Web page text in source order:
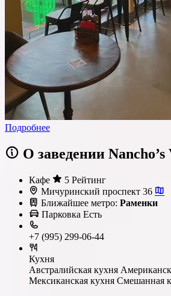
Подробнее
О заведении
Кафе
5 Рейтинг
Мичуринский проспект 36
Ближайшее метро: Раменки
Парковка Есть
+7 (995) 299-06-44
Кухня
Австралийская кухня
Мексиканская кухня Смешанная